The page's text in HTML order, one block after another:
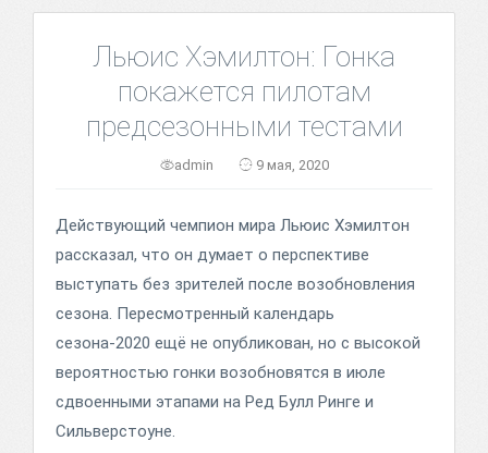
Льюис Хэмилтон: Гонка
покажется пилотам
предсезонными тестами
admin 9 мая, 2020
Действующий чемпион мира Льюис Хэмилтон
рассказал, что он думает о перспективе
выступать без зрителей после возобновления
сезона. Пересмотренный календарь
сезона-2020 ещё не опубликован, но с высокой
вероятностью гонки возобновятся в июле
сдвоенными этапами на Ред Булл Ринге и
Сильверстоуне.